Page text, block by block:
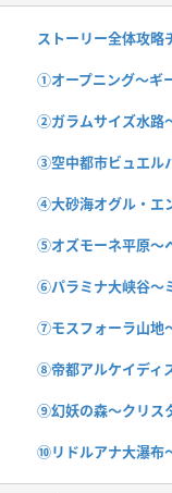
ストーリー全体攻略
①オープニング〜ギ
②ガラムサイズ水路
③空中都市ビュエル
④大砂海オグル・エ
⑤オズモーネ平原〜
⑥パラミナ大峡谷〜
⑦モスフォーラ山地
⑧帝都アルケイディ
⑨幻妖の森〜クリス
⑩リドルアナ大瀑布